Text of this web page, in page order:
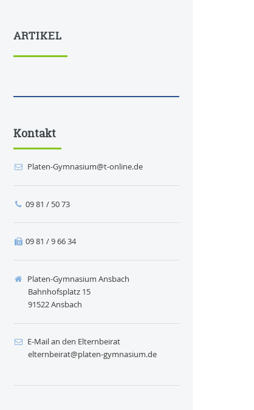
ARTIKEL
Kontakt
ed.enilno-t@muisanmyG-netalP
09 81 / 50 73
09 81 / 9 66 34
Platen-Gymnasium Ansbach
Bahnhofsplatz 15
91522 Ansbach
E-Mail an den Elternbeirat
ed.muisanmyg-netalp@tariebnretle